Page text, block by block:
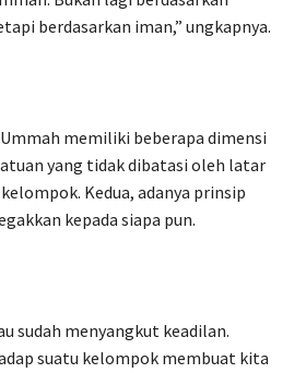
berdasarkan iman,” ungkapnya.
memiliki beberapa dimensi
yang tidak dibatasi oleh latar
Kedua, adanya prinsip
kepada siapa pun.
sudah menyangkut keadilan.
suatu kelompok membuat kita